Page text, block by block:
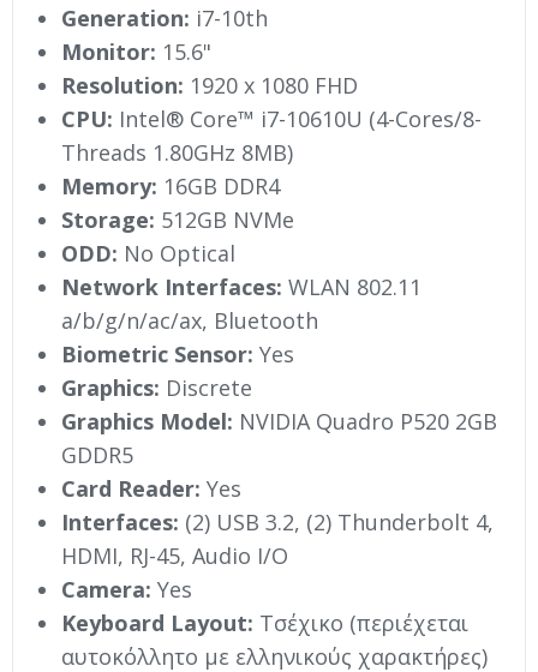
Generation: i7-10th
Monitor: 15.6"
Resolution: 1920 x 1080 FHD
CPU: Intel® Core™ i7-10610U (4-Cores/8-
Threads 1.80GHz 8MB)
Memory: 16GB DDR4
Storage: 512GB NVMe
ODD: No Optical
Network Interfaces: WLAN 802.11
a/b/g/n/ac/ax, Bluetooth
Biometric Sensor: Yes
Graphics: Discrete
Graphics Model: NVIDIA Quadro P520 2GB
GDDR5
Card Reader: Yes
Interfaces: (2) USB 3.2, (2) Thunderbolt 4,
HDMI, RJ-45, Audio I/O
Camera: Yes
Keyboard Layout: Τσέχικο (περιέχεται
αυτοκόλλητο με ελληνικούς χαρακτήρες)